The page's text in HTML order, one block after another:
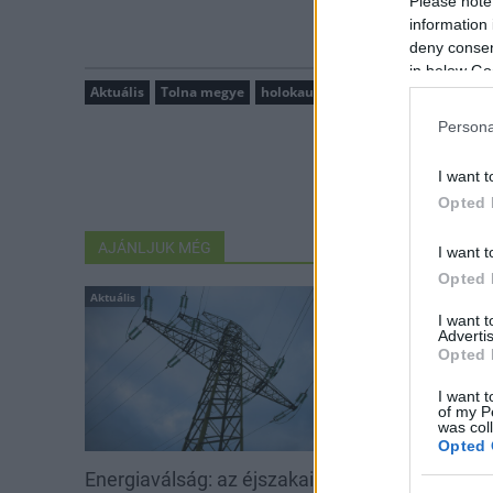
information
deny
in below
I want
Opted
I want
Opted
I want
Opted
I want
of my
was
Opted
Aktuális Tolna megye holokauszt Dombóvár
AJÁNLJUK MÉG
Aktuális
Energiaválság: az éjszakai
Paks: hétfőn